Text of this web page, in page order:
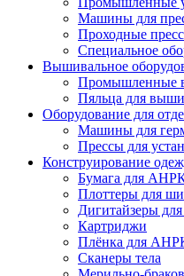
Машины для
Проходные
Специальное
Вышивальное
Промышленные
Пяльца для
Оборудование для
Машины для
Прессы для
Конструирование
Бумага для
Плоттеры для
Дигитайзеры
Картриджи
Плёнка для
Сканеры тела